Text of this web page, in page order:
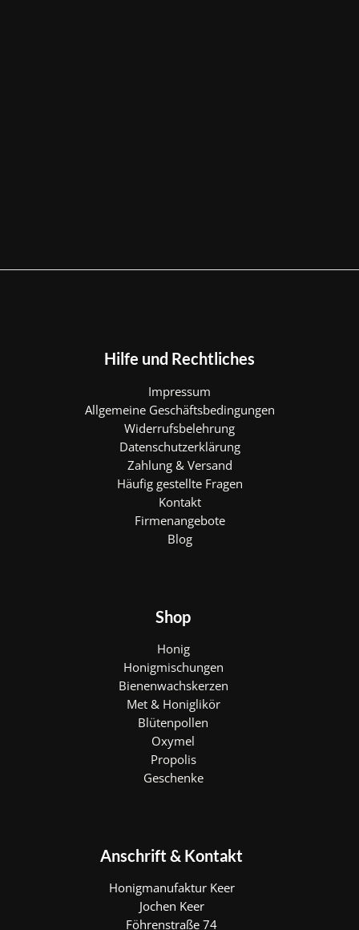
Hilfe und Rechtliches
Impressum
Allgemeine Geschäftsbedingungen
Widerrufsbelehrung
Datenschutzerklärung
Zahlung & Versand
Häufig gestellte Fragen
Kontakt
Firmenangebote
Blog
Shop
Honig
Honigmischungen
Bienenwachskerzen
Met & Honiglikör
Blütenpollen
Oxymel
Propolis
Geschenke
Anschrift & Kontakt
Honigmanufaktur Keer
Jochen Keer
Föhrenstraße 74